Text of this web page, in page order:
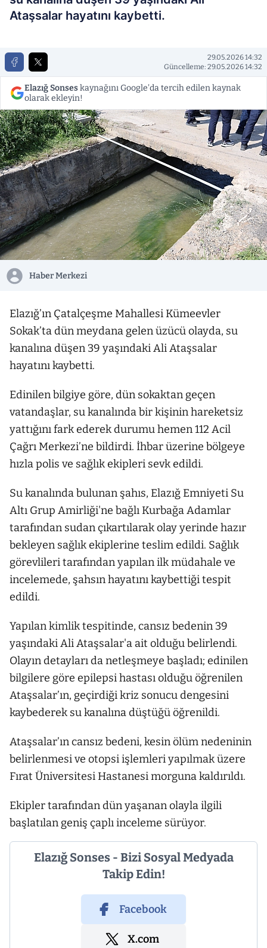
Ataşsalar hayatını kaybetti.
29.05.2026 14:32
Güncelleme: 29.05.2026 14:32
Elazığ Sonseskaynağını Google'da tercih edilen kaynak
olarak ekleyin!
Haber Merkezi
Elazığ’ın Çatalçeşme Mahallesi Kümeevler
Sokak’ta dün meydana gelen üzücü olayda, su
kanalına düşen 39 yaşındaki Ali Ataşsalar
hayatını kaybetti.
Edinilen bilgiye göre, dün sokaktan geçen
vatandaşlar, su kanalında bir kişinin hareketsiz
yattığını fark ederek durumu hemen 112 Acil
Çağrı Merkezi’ne bildirdi. İhbar üzerine bölgeye
hızla polis ve sağlık ekipleri sevk edildi.
Su kanalında bulunan şahıs, Elazığ Emniyeti Su
Altı Grup Amirliği'ne bağlı Kurbağa Adamlar
tarafından sudan çıkartılarak olay yerinde hazır
bekleyen sağlık ekiplerine teslim edildi. Sağlık
görevlileri tarafından yapılan ilk müdahale ve
incelemede, şahsın hayatını kaybettiği tespit
edildi.
Yapılan kimlik tespitinde, cansız bedenin 39
yaşındaki Ali Ataşsalar'a ait olduğu belirlendi.
Olayın detayları da netleşmeye başladı; edinilen
bilgilere göre epilepsi hastası olduğu öğrenilen
Ataşsalar’ın, geçirdiği kriz sonucu dengesini
kaybederek su kanalına düştüğü öğrenildi.
Ataşsalar’ın cansız bedeni, kesin ölüm nedeninin
belirlenmesi ve otopsi işlemleri yapılmak üzere
Fırat Üniversitesi Hastanesi morguna kaldırıldı.
Ekipler tarafından dün yaşanan olayla ilgili
başlatılan geniş çaplı inceleme sürüyor.
Elazığ Sonses - Bizi Sosyal Medyada
Takip Edin!
Facebook
X.com